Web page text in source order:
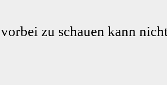
zu schauen kann